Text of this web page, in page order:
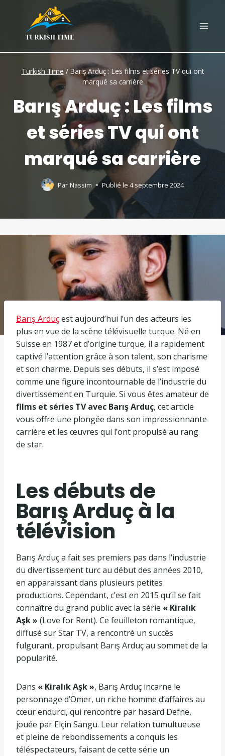
content
Turkish Time / Barış Arduç : Les films et séries TV qui ont
marqué sa carrière
Barış Arduç : Les films
et séries TV qui ont
marqué sa carrière
Par Nassim Publié le 4 septembre 2024
Barış Arduçest aujourd’hui l’un des acteurs les
plus en vue de la scène télévisuelle turque. Né en
Suisse en 1987 et d’origine turque, il a rapidement
captivé l’attention grâce à son talent, son charisme
et son charme. Depuis ses débuts, il s’est imposé
comme une figure incontournable de l’industrie du
divertissement en Turquie. Si vous êtes amateur de
films et séries TV avec Barış Arduç, cet article
vous offre une plongée dans son impressionnante
carrière et les œuvres qui l’ont propulsé au rang
de star.
Les débuts de
Barış Arduç à la
télévision
Barış Arduç a fait ses premiers pas dans l’industrie
du divertissement turc au début des années 2010,
en apparaissant dans plusieurs petites
productions. Cependant, c’est en 2015 qu’il se fait
connaître du grand public avec la série « Kiralık
Aşk » (Love for Rent). Ce feuilleton romantique,
diffusé sur Star TV, a rencontré un succès
fulgurant, propulsant Barış Arduç au sommet de la
popularité.
Dans « Kiralık Aşk », Barış Arduç incarne le
personnage d’Ömer, un riche homme d’affaires au
cœur endurci, qui rencontre par hasard Defne,
jouée par Elçin Sangu. Leur relation tumultueuse
et pleine de rebondissements a conquis les
téléspectateurs, faisant de cette série un